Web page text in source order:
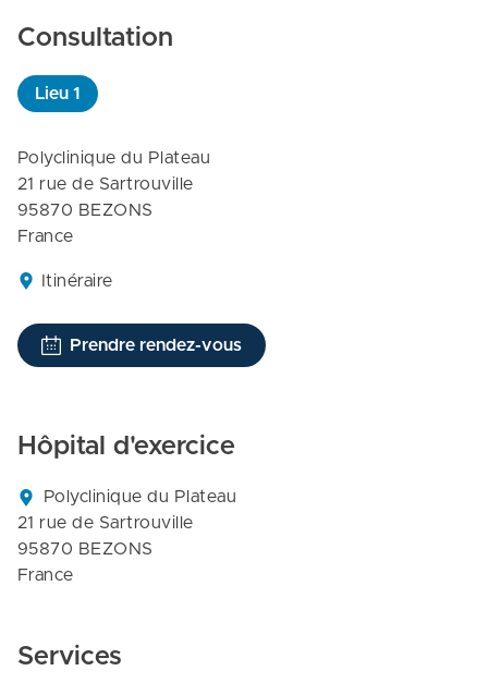
Consultation
Lieu 1
Polyclinique du Plateau
21 rue de Sartrouville
95870 BEZONS
France
Itinéraire
Prendre rendez-vous
Hôpital d'exercice
Polyclinique du Plateau
21 rue de Sartrouville
95870 BEZONS
France
Services